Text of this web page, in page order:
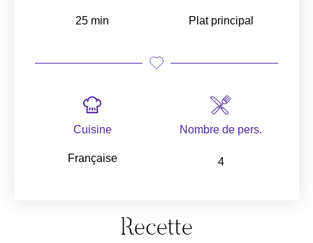
25 min Plat principal
Cuisine
Française
Nombre de pers.
4
Recette